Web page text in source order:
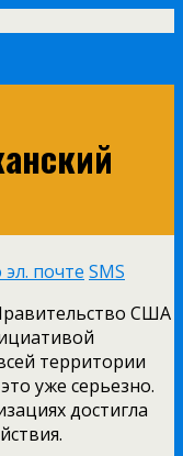
почте SMS
США
территории
уже серьезно.
достигла